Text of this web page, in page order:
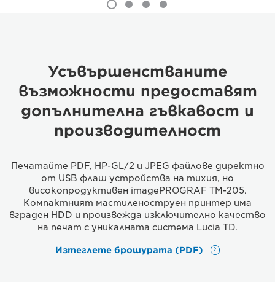
Усъвършенстваните
възможности предоставят
допълнителна гъвкавост и
производителност
Печатайте PDF, HP-GL/2 и JPEG файлове директно
от USB флаш устройства на тихия, но
високопродуктивен imagePROGRAF TM-205.
Компактният мастиленоструен принтер има
вграден HDD и произвежда изключително качество
на печат с уникалната система Lucia TD.
Изтеглете брошурата (PDF)